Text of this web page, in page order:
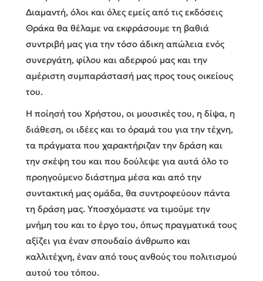
Διαμαντή, όλοι και όλες εμείς από τις εκδόσεις
Θράκα θα θέλαμε να εκφράσουμε τη βαθιά
συντριβή μας για την τόσο άδικη απώλεια ενός
συνεργάτη, φίλου και αδερφού μας και την
αμέριστη συμπαράστασή μας προς τους οικείους
του.
Η ποίησή του Χρήστου, οι μουσικές του, η δίψα, η
διάθεση, οι ιδέες και το όραμά του για την τέχνη,
τα πράγματα που χαρακτήριζαν την δράση και
την σκέψη του και που δούλεψε για αυτά όλο το
προηγούμενο διάστημα μέσα και από την
συντακτική μας ομάδα, θα συντροφεύουν πάντα
τη δράση μας. Υποσχόμαστε να τιμούμε την
μνήμη του και το έργο του, όπως πραγματικά τους
αξίζει για έναν σπουδαίο άνθρωπο και
καλλιτέχνη, έναν από τους ανθούς του πολιτισμού
αυτού του τόπου.